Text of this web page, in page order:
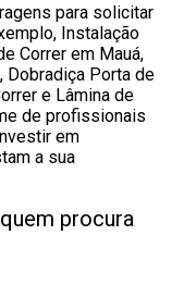
para solicitar
Instalação
Correr em Mauá,
Dobradiça Porta de
e Lâmina de
de profissionais
em
a sua
procura